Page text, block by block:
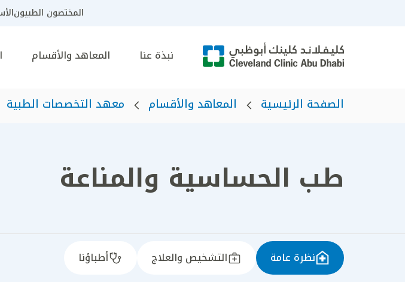
المختصون الطبيون
نبذة عنا المعاهد والأقسام
الصفحة الرئيسية المعاهد والأقسام معهد التخصصات الطبية
طب الحساسية والمناعة
نظرة عامة التشخيص والعلاج أطباؤنا